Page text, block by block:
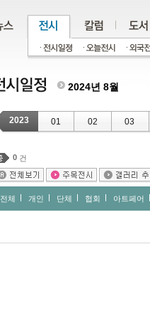
2024년 8월
2023 01 02 03
0 건
전체 개인 단체 협회 아트페어